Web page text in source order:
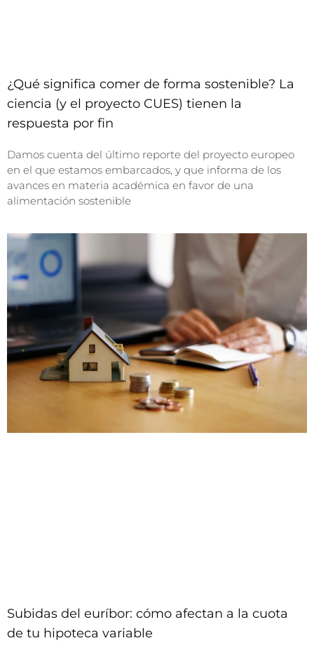
¿Qué significa comer de forma sostenible? La
ciencia (y el proyecto CUES) tienen la
respuesta por fin
Damos cuenta del último reporte del proyecto europeo
en el que estamos embarcados, y que informa de los
avances en materia académica en favor de una
alimentación sostenible
Subidas del euríbor: cómo afectan a la cuota
de tu hipoteca variable